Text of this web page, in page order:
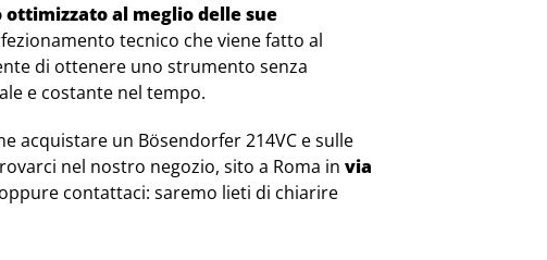
al meglio delle sue
tecnico che viene fatto al
di ottenere uno strumento senza
e costante nel tempo.
acquistare un Bösendorfer 214VC e sulle
nel nostro negozio, sito a Roma in via
contattaci: saremo lieti di chiarire